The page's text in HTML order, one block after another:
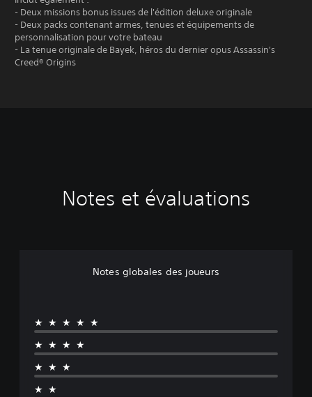
- Deux missions bonus issues de l'édition deluxe originale
- Deux packs contenant armes, tenues et équipements de
personnalisation pour votre bateau
- La tenue originale de Bayek, héros du dernier opus Assassin's
Creed® Origins
Notes et évaluations
Notes globales des joueurs
★★★★★
★★★★
★★★
★★